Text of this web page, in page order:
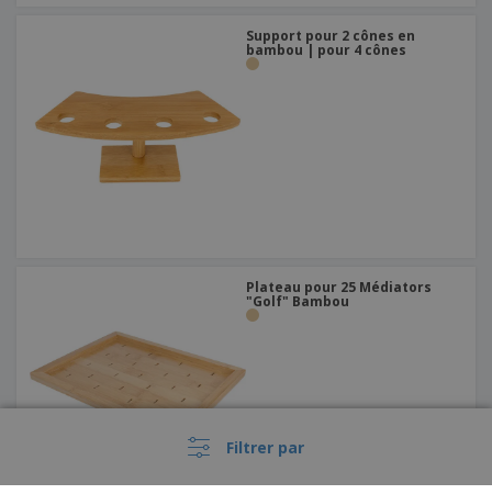
Filtrer par
Support pour 2 cônes en
bambou | pour 4 cônes
Plateau pour 25 Médiators
"Golf" Bambou